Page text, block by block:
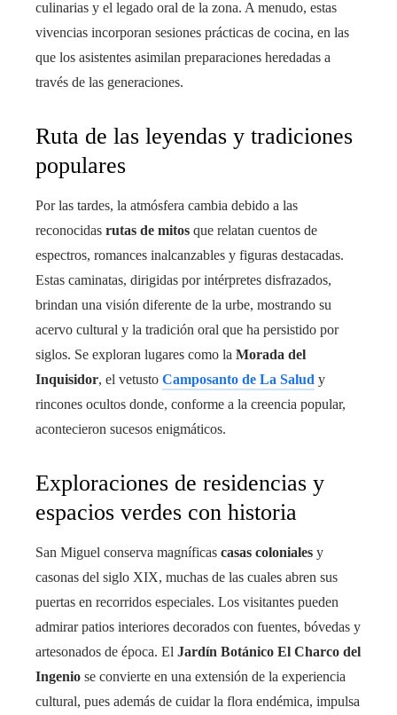
culinarias y el legado oral de la zona. A menudo, estas
vivencias incorporan sesiones prácticas de cocina, en las
que los asistentes asimilan preparaciones heredadas a
través de las generaciones.
Ruta de las leyendas y tradiciones
populares
Por las tardes, la atmósfera cambia debido a las
reconocidas rutas de mitos que relatan cuentos de
espectros, romances inalcanzables y figuras destacadas.
Estas caminatas, dirigidas por intérpretes disfrazados,
brindan una visión diferente de la urbe, mostrando su
acervo cultural y la tradición oral que ha persistido por
siglos. Se exploran lugares como la Morada del
Inquisidor, el vetusto Camposanto de La Salud y
rincones ocultos donde, conforme a la creencia popular,
acontecieron sucesos enigmáticos.
Exploraciones de residencias y
espacios verdes con historia
San Miguel conserva magníficas casas coloniales y
casonas del siglo XIX, muchas de las cuales abren sus
puertas en recorridos especiales. Los visitantes pueden
admirar patios interiores decorados con fuentes, bóvedas y
artesonados de época. El Jardín Botánico El Charco del
Ingenio se convierte en una extensión de la experiencia
cultural, pues además de cuidar la flora endémica, impulsa